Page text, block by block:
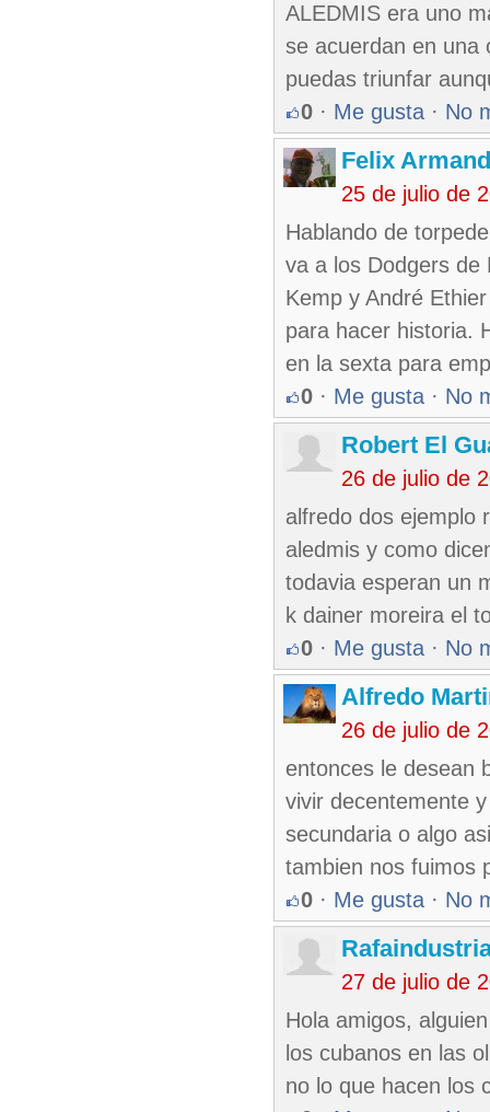
ALEDMIS era uno
se acuerdan en una
puedas triunfar
0 · Me gusta · No
Felix
25 de julio de
Hablando de
va a los Dodgers de
Kemp y André
para hacer historia.
en la sexta para
0 · Me gusta · No
Robert El
26 de julio de
alfredo dos ejemplo
aledmis y como
todavia esperan un
k dainer moreira el
0 · Me gusta · No
Alfredo
26 de julio de
entonces le desean
vivir decentemente
secundaria o algo
tambien nos fuimos
0 · Me gusta · No
27 de julio de
Hola amigos,
los cubanos en las
no lo que hacen los